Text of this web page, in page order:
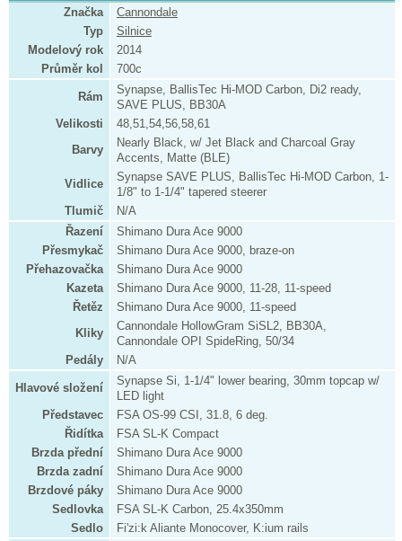
Značka
Cannondale
Typ
Silnice
Modelový rok
2014
Průměr kol
700c
Rám
Synapse, BallisTec Hi-MOD Carbon, Di2 ready,
SAVE PLUS, BB30A
Velikosti
48,51,54,56,58,61
Barvy
Nearly Black, w/ Jet Black and Charcoal Gray
Accents, Matte (BLE)
Vidlice
Synapse SAVE PLUS, BallisTec Hi-MOD Carbon, 1-
1/8" to 1-1/4" tapered steerer
Tlumič
N/A
Řazení
Shimano Dura Ace 9000
Přesmykač
Shimano Dura Ace 9000, braze-on
Přehazovačka
Shimano Dura Ace 9000
Kazeta
Shimano Dura Ace 9000, 11-28, 11-speed
Řetěz
Shimano Dura Ace 9000, 11-speed
Kliky
Cannondale HollowGram SiSL2, BB30A,
Cannondale OPI SpideRing, 50/34
Pedály
N/A
Hlavové složení
Synapse Si, 1-1/4" lower bearing, 30mm topcap w/
LED light
Představec
FSA OS-99 CSI, 31.8, 6 deg.
Řidítka
FSA SL-K Compact
Brzda přední
Shimano Dura Ace 9000
Brzda zadní
Shimano Dura Ace 9000
Brzdové páky
Shimano Dura Ace 9000
Sedlovka
FSA SL-K Carbon, 25.4x350mm
Sedlo
Fi'zi:k Aliante Monocover, K:ium rails